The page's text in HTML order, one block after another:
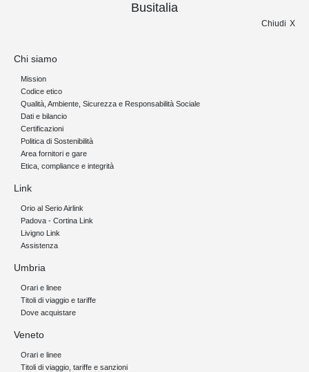
Busitalia
Chiudi
Chi siamo
Mission
Codice etico
Qualità, Ambiente, Sicurezza e Responsabilità Sociale
Dati e bilancio
Certificazioni
Politica di Sostenibilità
Area fornitori e gare
Etica, compliance e integrità
Link
Orio al Serio Airlink
Padova - Cortina Link
Livigno Link
Assistenza
Umbria
Orari e linee
Titoli di viaggio e tariffe
Dove acquistare
Veneto
Orari e linee
Titoli di viaggio, tariffe e sanzioni